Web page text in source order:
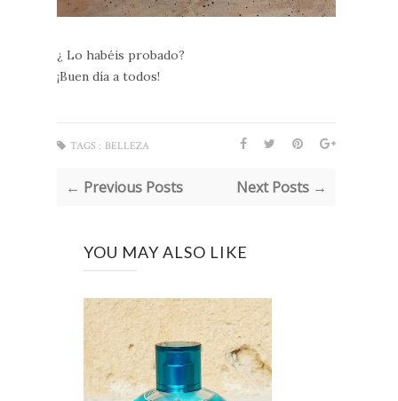
¿ Lo habéis probado?
¡Buen día a todos!
TAGS : BELLEZA
← Previous Posts Next Posts →
YOU MAY ALSO LIKE